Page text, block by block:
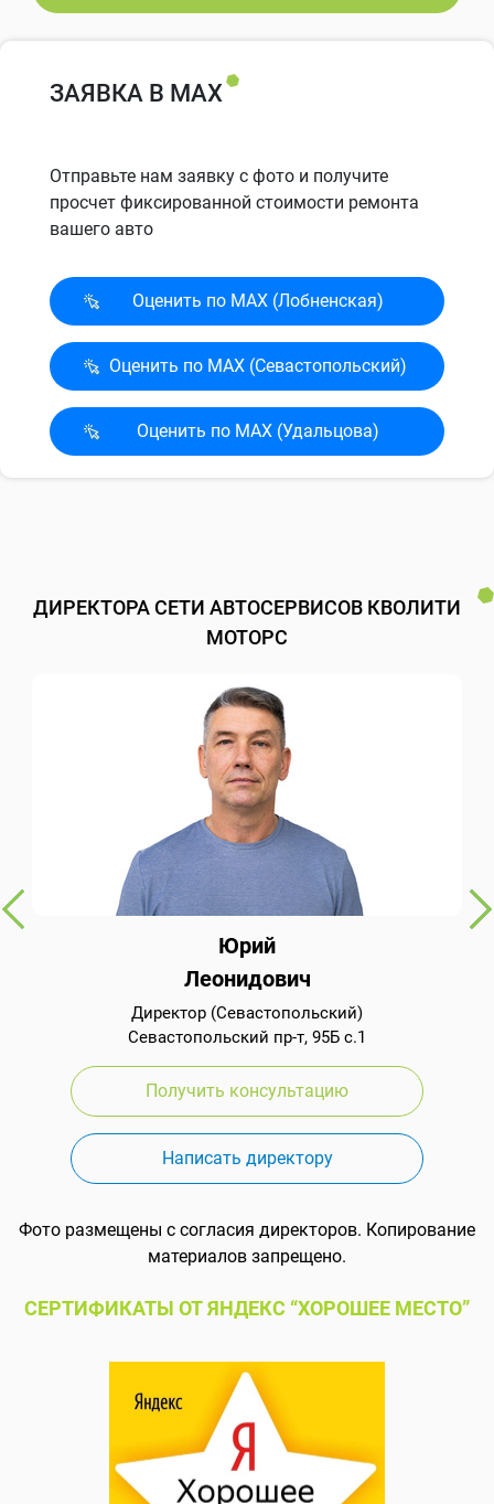
ЗАЯВКА В MAX
Отправьте нам заявку с фото и получите
просчет фиксированной стоимости ремонта
вашего авто
Оценить по MAX (Лобненская)
Оценить по MAX (Севасто­польский)
Оценить по MAX (Удальцова)
ДИРЕКТОРА СЕТИ АВТОСЕРВИСОВ КВОЛИТИ
МОТОРС
Юрий
Леонидович
Директор (Севастопольский)
Севастопольский пр-т, 95Б с.1
Получить консультацию
Написать директору
Фото размещены с согласия директоров. Копирование
материалов запрещено.
СЕРТИФИКАТЫ ОТ ЯНДЕКС “ХОРОШЕЕ МЕСТО”